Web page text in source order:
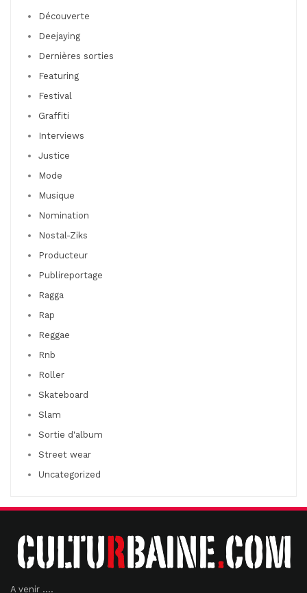
Découverte
Deejaying
Dernières sorties
Featuring
Festival
Graffiti
Interviews
Justice
Mode
Musique
Nomination
Nostal-Ziks
Producteur
Publireportage
Ragga
Rap
Reggae
Rnb
Roller
Skateboard
Slam
Sortie d'album
Street wear
Uncategorized
A venir ....